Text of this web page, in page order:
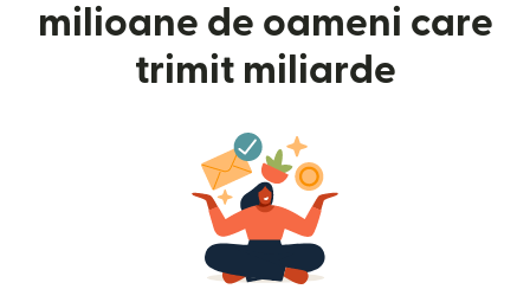
milioane de oameni care
trimit miliarde